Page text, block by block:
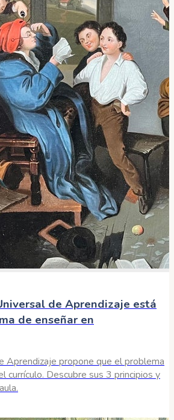
de Aprendizaje está
de enseñar en
Aprendizaje propone que el problema
currículo. Descubre sus 3 principios y